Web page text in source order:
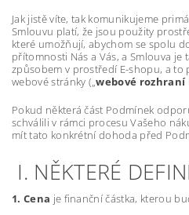
Jak jistě víte, tak komunikujeme
Smlouvu platí, že jsou použity
které umožňují, abychom se spolu
přítomnosti Nás a Vás, a Smlouva je
způsobem v prostředí E-shopu, a
webové stránky („webové rozhraní
Pokud některá část Podmínek
schválili v rámci procesu Vašeho
mít tato konkrétní dohoda před
I. NĚKTERÉ
1. Cena je finanční částka, kterou